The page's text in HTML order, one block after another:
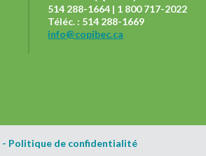
514 288-1664 | 1 800 717-2022
Téléc. : 514 288-1669
info@copibec.ca
- Politique de confidentialité